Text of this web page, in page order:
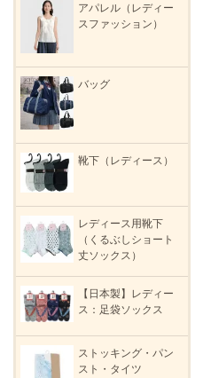
アパレル（レディー
スファッション）
バッグ
靴下（レディース）
レディース用靴下
（くるぶしショート
丈ソックス）
【日本製】レディー
ス：足袋ソックス
ストッキング・パン
スト・タイツ